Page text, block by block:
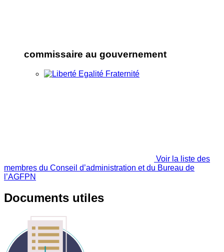
commissaire au gouvernement
Voir la liste des
membres du Conseil d’administration et du Bureau de
l’AGFPN
Documents utiles